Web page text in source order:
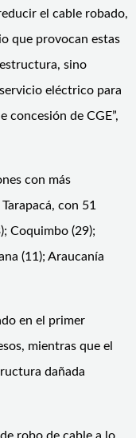
el cable robado,
que provocan estas
sino
eléctrico para
concesión de CGE”,
con más
con 51
Coquimbo (29);
(11); Araucanía
en el primer
mientras que el
dañada
robo de cable a lo